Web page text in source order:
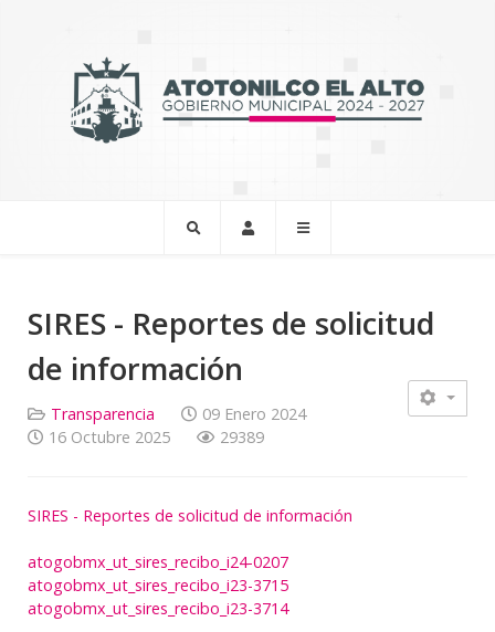
SIRES - Reportes de solicitud
de información
Transparencia
09 Enero 2024
16 Octubre 2025
29389
SIRES - Reportes de solicitud de información
atogobmx_ut_sires_recibo_i24-0207
atogobmx_ut_sires_recibo_i23-3715
atogobmx_ut_sires_recibo_i23-3714